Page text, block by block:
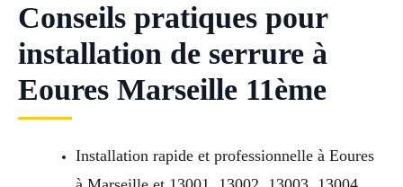
Conseils pratiques pour
installation de serrure à
Eoures Marseille 11ème
Installation rapide et professionnelle à Eoures